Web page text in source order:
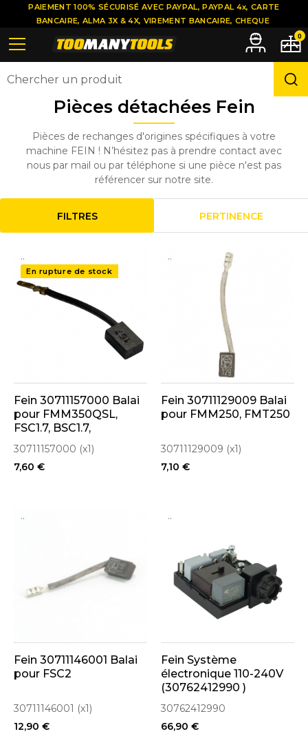
Pièces détachées Fein
Pièces de rechanges d'origines spécifiques à votre
machine FEIN ! N’hésitez pas à prendre contact avec
nous par mail ou par téléphone si une pièce n'est pas
référencer sur notre site.
FILTRES PERTINENCE
..
En rupture de stock
Fein 30711157000 Balai
pour FMM350QSL,
FSC1.7, BSC1.7,
FMM350Q, FSC500QSL,
FSS1.7Q
30711157000 (x1)
7,60 €
..
Fein 30711129009 Balai
pour FMM250, FMT250
30711129009 (x1)
7,10 €
..
Fein 30711146001 Balai
pour FSC2
30711146001 (x1)
12,90 €
..
Fein Système
électronique 110-240V
(30762412990 )
30762412990
66,90 €
PAIEMENT 100% SÉCURISÉ AVEC PAYPAL, PAYPAL 4x, CARTE
BANCAIRE, ALMA 3X & 4X, VIREMENT BANCAIRE, CHEQUE
0